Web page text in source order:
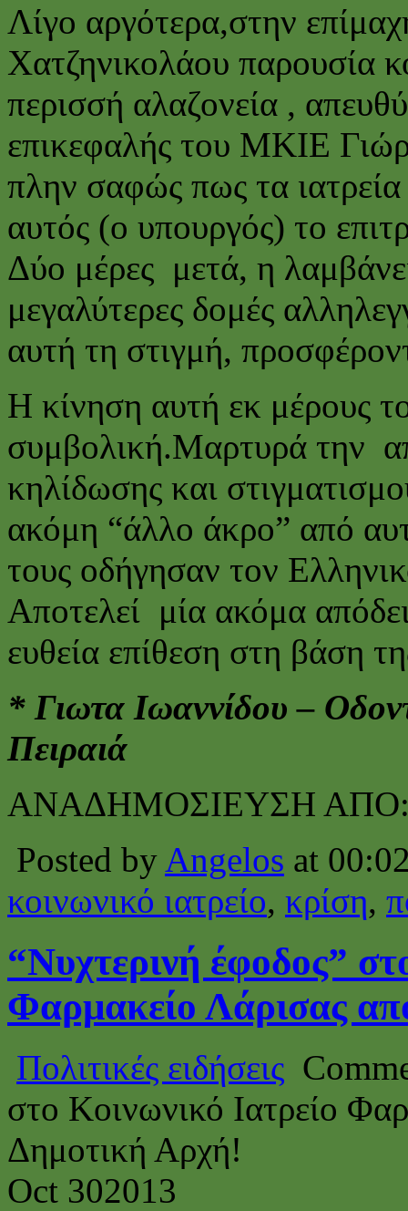
Λίγο αργότερα,στην
Χατζηνικολάου παρουσία
περισσή αλαζονεία ,
επικεφαλής του ΜΚΙΕ
πλην σαφώς πως τα
αυτός (ο υπουργός) το
Δύο μέρες μετά, η
μεγαλύτερες δομές
αυτή τη στιγμή,
Η κίνηση αυτή εκ μέρους
συμβολική.Μαρτυρά την
κηλίδωσης και
ακόμη “άλλο άκρο” από
τους οδήγησαν τον
Αποτελεί μία ακόμα
ευθεία επίθεση στη βάση
* Γιωτα Ιωαννίδου –
Πειραιά
ΑΝΑΔΗΜΟΣΙΕΥΣΗ
Posted by Angelos at
κοινωνικό ιατρείο, κρίση,
“Νυχτερινή έφοδος”
Φαρμακείο Λάρισας
Πολιτικές ειδήσεις
στο Κοινωνικό Ιατρείο
Δημοτική Αρχή!
Oct 302013